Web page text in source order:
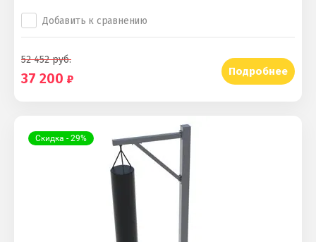
Добавить к сравнению
52 452руб.
37 200 Подробнее
Скидка - 29%